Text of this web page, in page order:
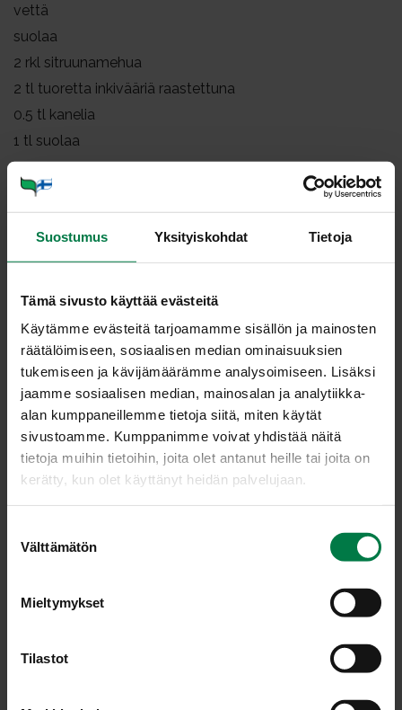
Suostumus Yksityiskohdat Tietoja
Tämä sivusto käyttää evästeitä
Käytämme evästeitä tarjoamamme sisällön ja mainosten
räätälöimiseen, sosiaalisen median ominaisuuksien
tukemiseen ja kävijämäärämme analysoimiseen. Lisäksi
jaamme sosiaalisen median, mainosalan ja analytiikka-
alan kumppaneillemme tietoja siitä, miten käytät
sivustoamme. Kumppanimme voivat yhdistää näitä
tietoja muihin tietoihin, joita olet antanut heille tai joita on
kerätty, kun olet käyttänyt heidän palvelujaan.
Välttämätön
Mieltymykset
Tilastot
vettä
suolaa
2 rkl sitruunamehua
2 tl tuoretta inkivääriä raastettuna
0.5 tl kanelia
1 tl suolaa
3munaa
200g porkkanaa
0.5dl (tuoretta rakuunaa)
Kuori ja paloittele sellerit ja palsternakat. Keitä kypsiksi
kiehuvassa, suolalla maustetussa vedessä. Kaada
keitinvesi pois ja anna juurespalojen kuivahtaa
jälkilämmöllä.
Soseuta juurekset sauvasekoittimella. Mausta
sitruunalla, inkiväärillä, kanelilla ja suolalla.
Lisää munat hieman jäähtyneeseen juuresmassaan.
Kuori ja leikkaa porkkanat pieniksi kuutioiksi. Kypsennä
mikroaaltouunissa.
juuresmassaan.
ruoanlaittopergamentilla tai -paperilla ja voitele pinta